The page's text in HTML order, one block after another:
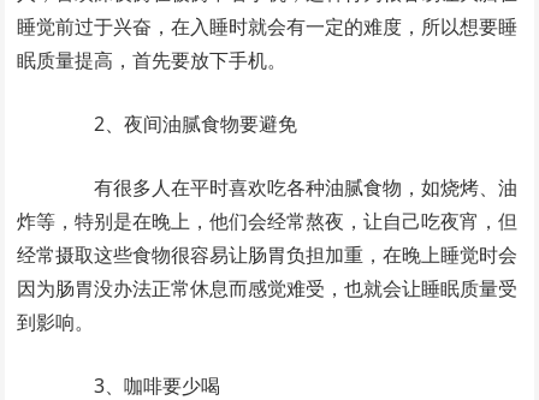
睡觉前过于兴奋，在入睡时就会有一定的难度，所以想要睡
眠质量提高，首先要放下手机。
2、夜间油腻食物要避免
有很多人在平时喜欢吃各种油腻食物，如烧烤、油
炸等，特别是在晚上，他们会经常熬夜，让自己吃夜宵，但
经常摄取这些食物很容易让肠胃负担加重，在晚上睡觉时会
因为肠胃没办法正常休息而感觉难受，也就会让睡眠质量受
到影响。
3、咖啡要少喝